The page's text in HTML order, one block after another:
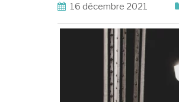
16 décembre 2021